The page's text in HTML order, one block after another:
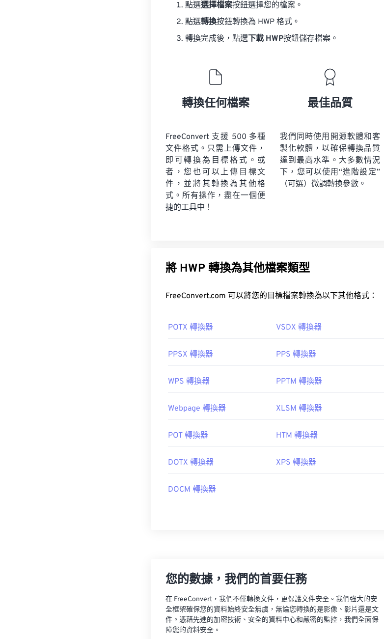
點選選擇檔案按鈕選擇您的檔案。
點選轉換按鈕轉換為 HWP 格式。
轉換完成後，點選 下載 HWP按鈕儲存檔案。
轉換任何檔案
FreeConvert 支援 500 多種
文件格式。只需上傳文件，
即可轉換為目標格式。或
者，您也可以上傳目標文
件，並將其轉換為其他格
式。所有操作，盡在一個便
捷的工具中！
最佳品質
我們同時使用開源軟體和客
製化軟體，以確保轉換品質
達到最高水準。大多數情況
下，您可以使用“進階設定”
（可選）微調轉換參數。
將 HWP 轉換為其他檔案類型
FreeConvert.com 可以將您的目標檔案轉換為以下其他格式：
POTX 轉換器 VSDX 轉換器
PPSX 轉換器 PPS 轉換器
WPS 轉換器 PPTM 轉換器
Webpage 轉換器 XLSM 轉換器
POT 轉換器 HTM 轉換器
DOTX 轉換器 XPS 轉換器
DOCM 轉換器
您的數據，我們的首要任務
在 FreeConvert，我們不僅轉換文件，更保護文件安全。我們強大的安
全框架確保您的資料始終安全無虞，無論您轉換的是影像、影片還是文
件。憑藉先進的加密技術、安全的資料中心和嚴密的監控，我們全面保
障您的資料安全。